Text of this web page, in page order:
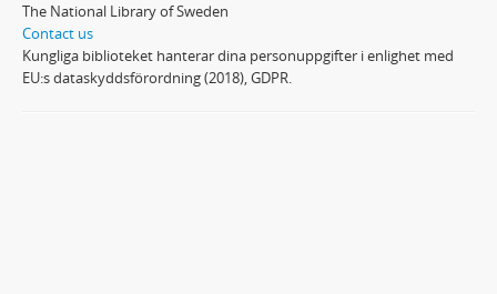
The National Library of Sweden
Contact us
Kungliga biblioteket hanterar dina personuppgifter i enlighet med
EU:s dataskyddsförordning (2018), GDPR.